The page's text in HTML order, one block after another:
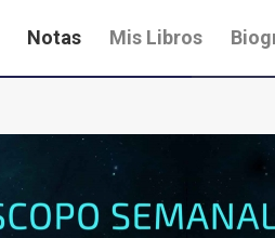
Notas Mis Libros